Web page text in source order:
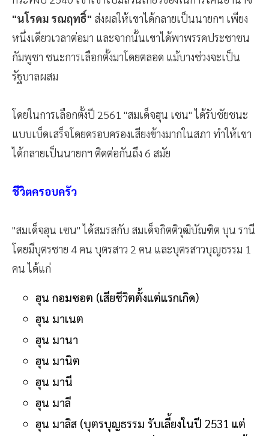
"นโรดม รณฤทธิ์" ส่งผลให้เขาได้กลายเป็นนายกฯ เพียง
หนึ่งเดียวเวลาต่อมา และจากนั้นเขาได้พาพรรคประชาชน
กัมพูชา ชนะการเลือกตั้งมาโดยตลอด แม้บางช่วงจะเป็น
รัฐบาลผสม
โดยในการเลือกตั้งปี 2561 "สมเด็จฮุน เซน" ได้รับชัยชนะ
แบบเบ็ดเสร็จโดยครอบครองเสียงข้างมากในสภา ทำให้เขา
ได้กลายเป็นนายกฯ ติดต่อกันถึง 6 สมัย
ชีวิตครอบครัว
"สมเด็จฮุน เซน" ได้สมรสกับ สมเด็จกิตติวุฒิบัณฑิต บุน รานี
โดยมีบุตรชาย 4 คน บุตรสาว 2 คน และบุตรสาวบุญธรรม 1
คน ได้แก่
ฮุน กอมซอต (เสียชีวิตตั้งแต่แรกเกิด)
ฮุน มาเนต
ฮุน มานา
ฮุน มานิต
ฮุน มานี
ฮุน มาลี
ฮุน มาลิส (บุตรบุญธรรม รับเลี้ยงในปี 2531 แต่